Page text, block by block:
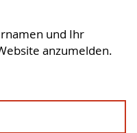
und Ihr
anzumelden.